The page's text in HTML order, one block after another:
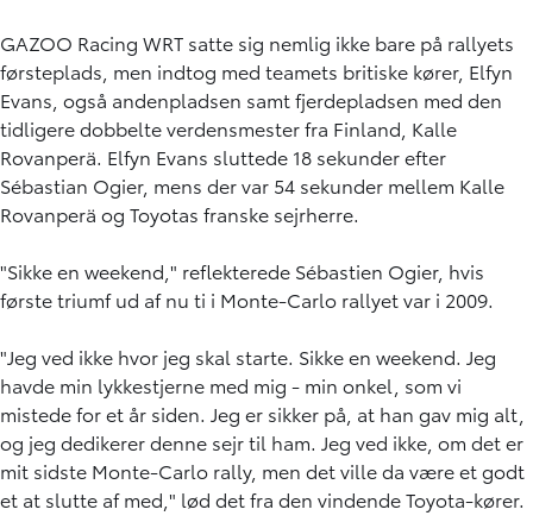
GAZOO Racing WRT satte sig nemlig ikke bare på rallyets
førsteplads, men indtog med teamets britiske kører, Elfyn
Evans, også andenpladsen samt fjerdepladsen med den
tidligere dobbelte verdensmester fra Finland, Kalle
Rovanperä. Elfyn Evans sluttede 18 sekunder efter
Sébastian Ogier, mens der var 54 sekunder mellem Kalle
Rovanperä og Toyotas franske sejrherre.
"Sikke en weekend," reflekterede Sébastien Ogier, hvis
første triumf ud af nu ti i Monte-Carlo rallyet var i 2009.
"Jeg ved ikke hvor jeg skal starte. Sikke en weekend. Jeg
havde min lykkestjerne med mig - min onkel, som vi
mistede for et år siden. Jeg er sikker på, at han gav mig alt,
og jeg dedikerer denne sejr til ham. Jeg ved ikke, om det er
mit sidste Monte-Carlo rally, men det ville da være et godt
et at slutte af med," lød det fra den vindende Toyota-kører.